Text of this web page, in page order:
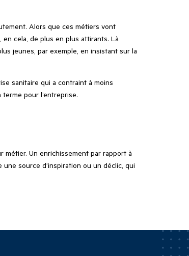
Alors que ces métiers vont
cela, de plus en plus attirants. Là
jeunes, par exemple, en insistant sur la
sanitaire qui a contraint à moins
pour l’entreprise.
métier. Un enrichissement par rapport à
source d’inspiration ou un déclic, qui